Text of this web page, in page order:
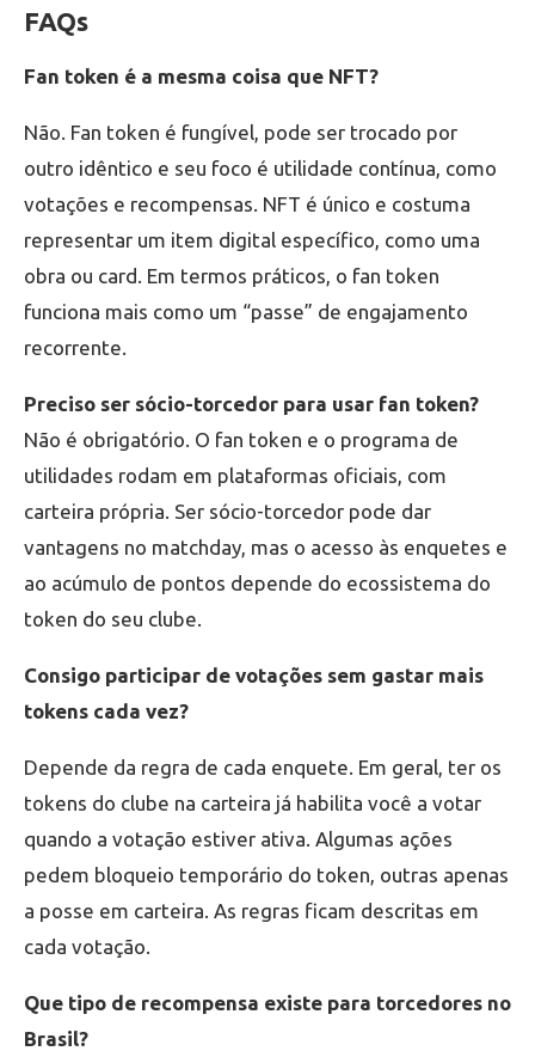
FAQs
Fan token é a mesma coisa que NFT?
Não. Fan token é fungível, pode ser trocado por
outro idêntico e seu foco é utilidade contínua, como
votações e recompensas. NFT é único e costuma
representar um item digital específico, como uma
obra ou card. Em termos práticos, o fan token
funciona mais como um “passe” de engajamento
recorrente.
Preciso ser sócio-torcedor para usar fan token?
Não é obrigatório. O fan token e o programa de
utilidades rodam em plataformas oficiais, com
carteira própria. Ser sócio-torcedor pode dar
vantagens no matchday, mas o acesso às enquetes e
ao acúmulo de pontos depende do ecossistema do
token do seu clube.
Consigo participar de votações sem gastar mais
tokens cada vez?
Depende da regra de cada enquete. Em geral, ter os
tokens do clube na carteira já habilita você a votar
quando a votação estiver ativa. Algumas ações
pedem bloqueio temporário do token, outras apenas
a posse em carteira. As regras ficam descritas em
cada votação.
Que tipo de recompensa existe para torcedores no
Brasil?